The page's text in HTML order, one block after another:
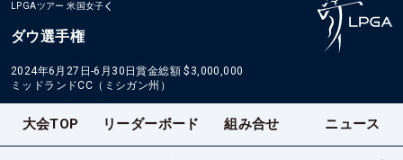
LPGAツアー 米国女子
ダウ選手権
2024年6月27日-6月30日賞金総額 $3,000,000
ミッドランドCC（ミシガン州）
大会TOP リーダーボード 組み合せ ニュース